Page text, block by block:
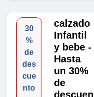
30
%
de
des
cue
nto
calzado
Infantil
y bebe -
Hasta
un 30%
de
descuen